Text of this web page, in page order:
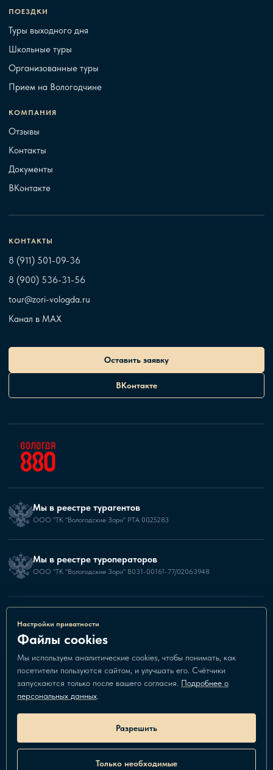
ПОЕЗДКИ
Туры выходного дня
Школьные туры
Организованные туры
Прием на Вологодчине
КОМПАНИЯ
Отзывы
Контакты
Документы
ВКонтакте
КОНТАКТЫ
8 (911) 501-09-36
8 (900) 536-31-56
tour@zori-vologda.ru
Канал в MAX
Оставить заявку
ВКонтакте
Мы в реестре турагентов
ООО "ТК "Вологодские Зори" РТА 0025283
Мы в реестре туроператоров
ООО "ТК "Вологодские Зори" В031-00161-77/02063948
разработка и поддержка сайта
Все права защищены 2010-2026
Сайт не является публичной офертой
ООО "ТУРИСТИЧЕСКАЯ КОМПАНИЯ "ВОЛОГОДСКИЕ ЗОРИ"
Настройки приватности
Файлы cookies
Мы используем аналитические cookies, чтобы понимать, как
посетители пользуются сайтом, и улучшать его. Счётчики
запускаются только после вашего согласия. Подробнее о
персональных данных
Только необходимые
Разрешить